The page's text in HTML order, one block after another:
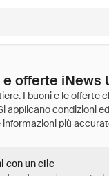
offerte iNews
con un clic